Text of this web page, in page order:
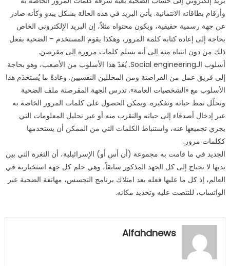
وأرقام بطاقاته الائتمانية. يأتي البريد في هذه الحالة بشكل يبدو وكأنه صادر
عن جهة رسمية حقيقية، ويكون محتواه مثلاً، إن البريد الإلكتروني الخاص
بحاجة إلى إعادة كتابة كلمة المرور، وهكذا يقوم المستخدم – الضحية بفعل
ذلك من دون انتباه منه إلى أنه يسلم كلمات مروره إلى مقرصن.
أسلوب الـSocial engineering. يُعَدّ هذا الأسلوب من الأصعب، وهو بحاجة
إلى فريق عمل من القراصنة ومن المحللين النفسيين. وعادةً ما يُستخدَم هذا
الأسلوب مع «الشخصيات العامة». تدرس الجهة المقرصنة ملف الضحية
وتحلّل نمط حياته وتفكيره. ويمكن الحصول على كلمات المرور الخاصة به
عبر إدخال أصدقاء إلى حياته والتقرب منه أو عبر تحليل المعلومات التي
يجري تجميعها عنه، واستنباط الكلمات التي من الممكن أن يستخدمها
ككلمات مرور.
الجديد في ما قامت به مجموعة (أن أس أو) الإسرائيلية، أن الثغرة التي بين
يديها لا تحتاج إلى كل الجهد المذكور سابقاً، وهي حلم كل جهة استخبارية في
العالم، إذ كل ما عليها فعله بعد امتلاك برنامج التجسس، مهاتفة الضحية عبر
الواتساب، للتنصت عليه وتحديد مكانه.
Alfahdnews